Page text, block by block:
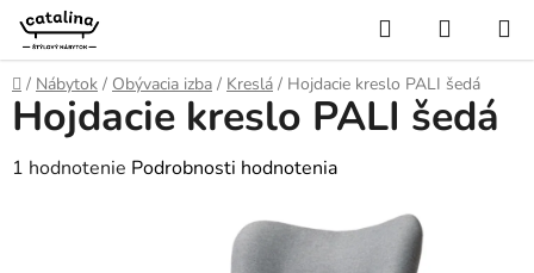
Prejsť
obsah
Hľadať
KOŠÍK
Domov
/ Nábytok / Obývacia izba / Kreslá / Hojdacie kreslo PALI šedá
Hojdacie kreslo PALI šedá
Priemerné
1 hodnotenie Podrobnosti hodnotenia